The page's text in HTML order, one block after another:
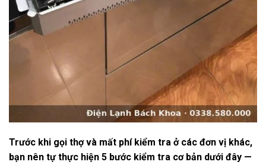
Trước khi gọi thợ và mất phí kiểm tra ở các đơn vị khác,
bạn nên tự thực hiện 5 bước kiểm tra cơ bản dưới đây —